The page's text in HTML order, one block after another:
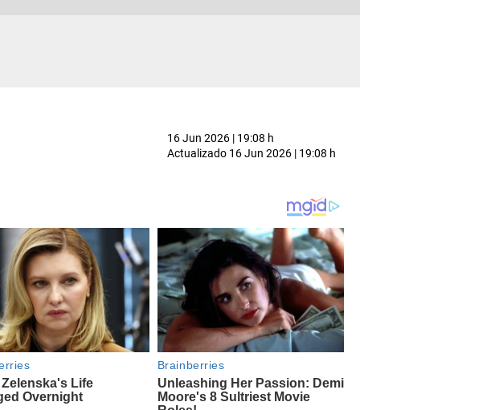
16 Jun 2026 | 19:08 h
Actualizado 16 Jun 2026 | 19:08 h